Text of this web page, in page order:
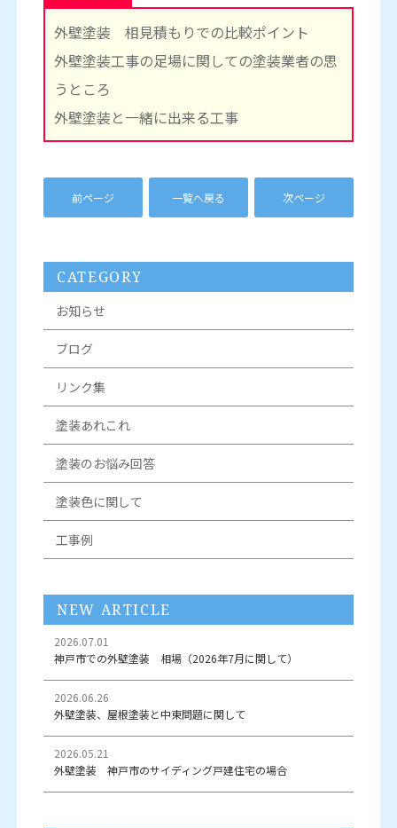
外壁塗装 相見積もりでの比較ポイント
外壁塗装工事の足場に関しての塗装業者の思
うところ
外壁塗装と一緒に出来る工事
前ページ 一覧へ戻る 次ページ
CATEGORY
お知らせ
ブログ
リンク集
塗装あれこれ
塗装のお悩み回答
塗装色に関して
工事例
NEW ARTICLE
2026.07.01
神戸市での外壁塗装 相場（2026年7月に関して）
2026.06.26
外壁塗装、屋根塗装と中東問題に関して
2026.05.21
外壁塗装 神戸市のサイディング戸建住宅の場合